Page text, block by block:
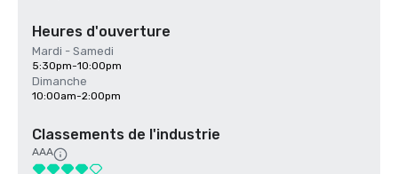
Heures d'ouverture
Mardi - Samedi
5:30pm-10:00pm
Dimanche
10:00am-2:00pm
Classements de l'industrie
AAA